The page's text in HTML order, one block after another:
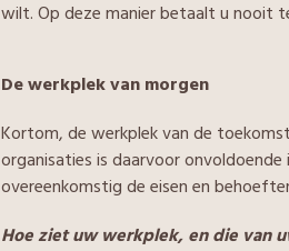
wilt. Op deze manier betaalt u nooit
De werkplek van morgen
Kortom, de werkplek van de
organisaties is daarvoor
overeenkomstig de eisen en
Hoe ziet uw werkplek, en die van